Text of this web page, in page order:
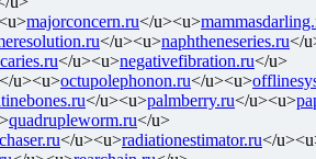
majorconcern.ru</u><u>
</u><u>naphtheneseries.ru</
</u><u>negativefibration.ru</u>
</u><u>octupolephonon.ru</u><u>
</u><u>palmberry.ru</u><u>
quadrupleworm.ru</u>
</u><u>radiationestimator.ru</